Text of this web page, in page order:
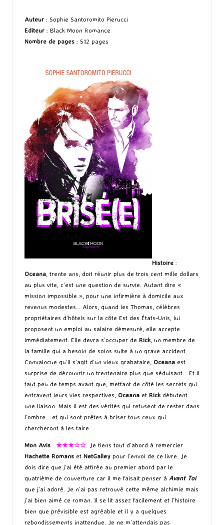
Auteur : Sophie Santoromito Pierucci
Editeur : Black Moon Romance
Nombre de pages : 512 pages
Histoire :
Oceana, trente ans, doit réunir plus de trois cent mille dollars
au plus vite, c’est une question de survie. Autant dire «
mission impossible », pour une infirmière à domicile aux
revenus modestes… Alors, quand les Thomas, célèbres
propriétaires d’hôtels sur la côte Est des États-Unis, lui
proposent un emploi au salaire démesuré, elle accepte
immédiatement. Elle devra s’occuper de Rick, un membre de
la famille qui a besoin de soins suite à un grave accident.
Convaincue qu’il s’agit d’un vieux grabataire, Oceana est
surprise de découvrir un trentenaire plus que séduisant… Et il
faut peu de temps avant que, mettant de côté les secrets qui
entravent leurs vies respectives, Oceana et Rickdébutent
une liaison. Mais il est des vérités qui refusent de rester dans
l’ombre… et qui sont prêtes à briser tous ceux qui
chercheront à les taire.
Mon Avis : ★★★☆☆. Je tiens tout d’abord à remercier
Hachette Romans et NetGalley pour l’envoi de ce livre. Je
dois dire que j’ai été attirée au premier abord par le
quatrième de couverture car il me faisait penser à Avant Toi
que j’ai adoré. Je n’ai pas retrouvé cette même alchimie mais
j’ai bien aimé ce roman. Il se lit assez facilement et l’histoire
bien que prévisible est agréable et il y a quelques
rebondissements inattendue. Je ne m’attendais pas